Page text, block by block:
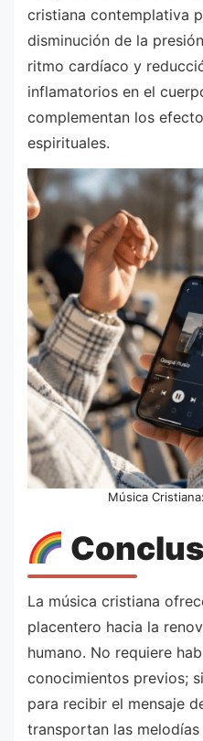
cristiana contemplativa
disminución de la
ritmo cardíaco y
inflamatorios en el
complementan los
espirituales.
Música
La música cristiana
placentero hacia la
humano. No requiere
conocimientos previos;
para recibir el mensaje
transportan las